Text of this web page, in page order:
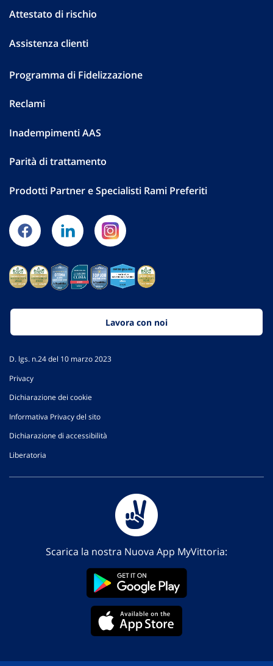
Attestato di rischio
Assistenza clienti
Programma di Fidelizzazione
Reclami
Inadempimenti AAS
Parità di trattamento
Prodotti Partner e Specialisti Rami Preferiti
Lavora con noi
D. lgs. n.24 del 10 marzo 2023
Privacy
Dichiarazione dei cookie
Informativa Privacy del sito
Dichiarazione di accessibilità
Liberatoria
Scarica la nostra Nuova App MyVittoria: